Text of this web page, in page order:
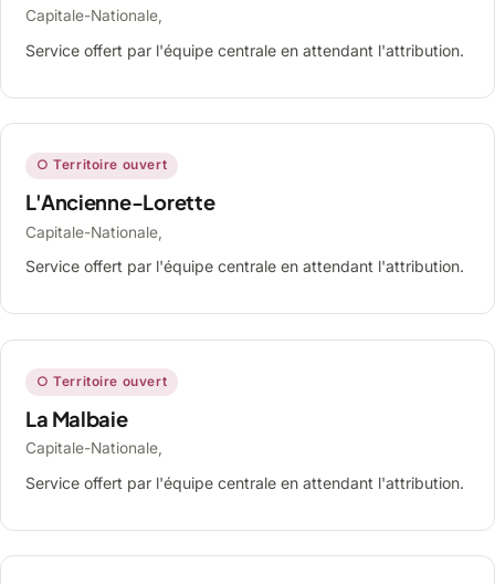
Capitale-Nationale,
Service offert par l'équipe centrale en attendant l'attribution.
○ Territoire ouvert
L'Ancienne-Lorette
Capitale-Nationale,
Service offert par l'équipe centrale en attendant l'attribution.
○ Territoire ouvert
La Malbaie
Capitale-Nationale,
Service offert par l'équipe centrale en attendant l'attribution.